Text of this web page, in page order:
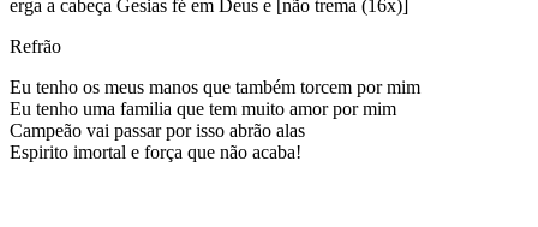
erga a cabeça Gesias fé em Deus e [não trema (16x)]
Refrão
Eu tenho os meus manos que também torcem por mim
Eu tenho uma familia que tem muito amor por mim
Campeão vai passar por isso abrão alas
Espirito imortal e força que não acaba!